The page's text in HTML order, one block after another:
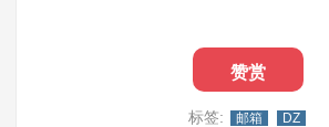
赞赏
标签: 邮箱 DZ